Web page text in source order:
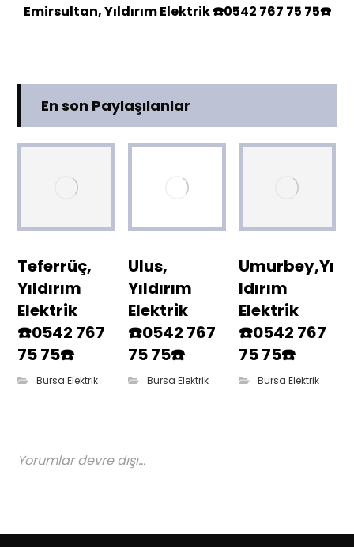
Emirsultan, Yıldırım Elektrik ☎️0542 767 75 75☎️
En son Paylaşılanlar
Teferrüç,
Yıldırım
Elektrik
☎️0542 767
75 75☎️
Bursa Elektrik
Ulus,
Yıldırım
Elektrik
☎️0542 767
75 75☎️
Bursa Elektrik
Umurbey,Yı
ldırım
Elektrik
☎️0542 767
75 75☎️
Bursa Elektrik
Yorumlar devre dışı...